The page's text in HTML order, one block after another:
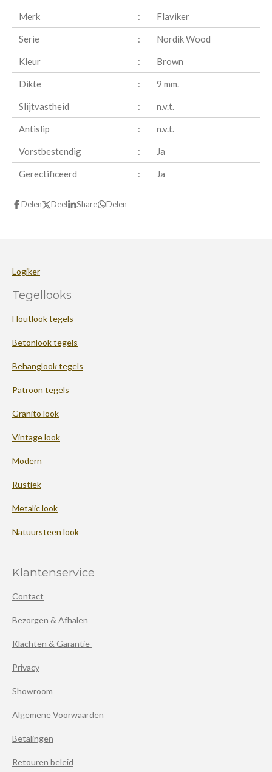
Merk : Flaviker
Serie : Nordik Wood
Kleur : Brown
Dikte : 9 mm.
Slijtvastheid : n.v.t.
Antislip : n.v.t.
Vorstbestendig : Ja
Gerectificeerd : Ja
Delen Deel Share Delen
Logiker
Tegellooks
Houtlook tegels
Betonlook tegels
Behanglook tegels
Patroon tegels
Granito look
Vintage look
Modern
Rustiek
Metalic look
Natuursteen look
Klantenservice
Contact
Bezorgen & Afhalen
Klachten & Garantie
Privacy
Showroom
Algemene Voorwaarden
Betalingen
Retouren beleid